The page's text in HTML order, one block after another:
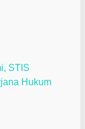
STIS
Hukum